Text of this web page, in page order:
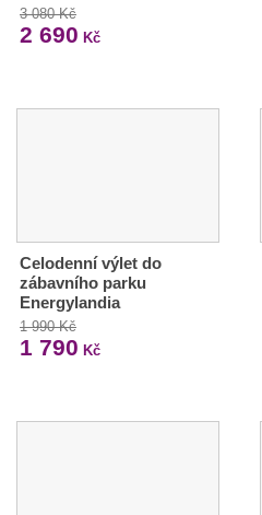
3 080 Kč
2 690 Kč
Celodenní výlet do
zábavního parku
Energylandia
1 990 Kč
1 790 Kč